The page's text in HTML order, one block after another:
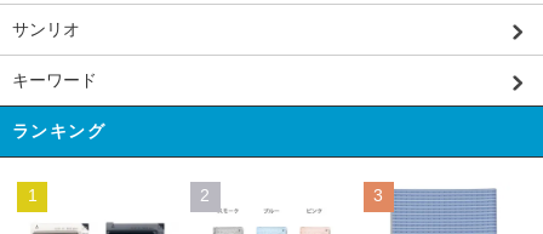
サンリオ
キーワード
ランキング
1 2 3